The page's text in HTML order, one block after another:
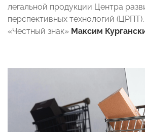
легальной продукции Центра
перспективных технологий
«Честный знак» Максим